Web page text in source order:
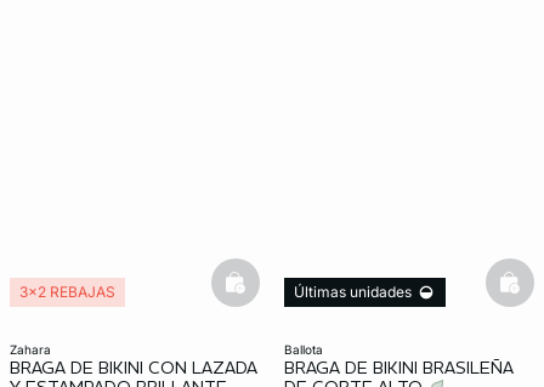
zahara
BRAGA DE BIKINI CON LAZADA
3x2 REBAJAS basketfull
ballota
BRAGA DE BIKINI BRASILEÑA
Últimas unidades